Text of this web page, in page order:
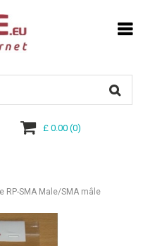
£ 0.00(0)
RP-SMA Male/SMA mâle